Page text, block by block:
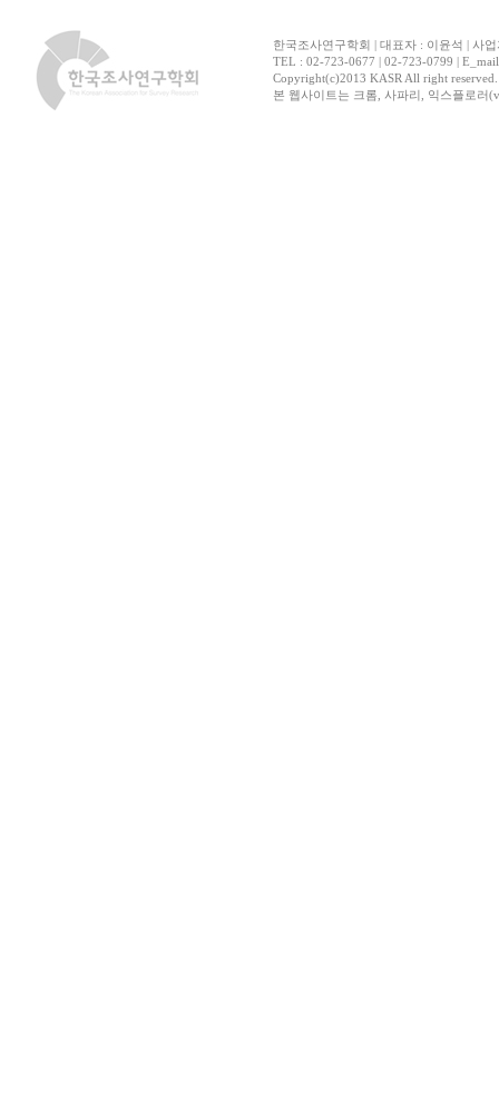
한국조사연구학회 | 대표자 : 이윤석 | 사
TEL : 02-723-0677 | 02-723-0799 | E_mail
Copyright(c)2013 KASR All right
본 웹사이트는 크롬, 사파리, 익스플로러